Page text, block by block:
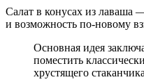
Салат в конусах из лаваша
и возможность по-новому
Основная идея
поместить
хрустящего